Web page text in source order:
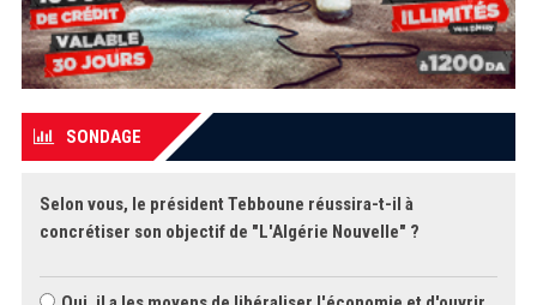
SONDAGE
Selon vous, le président Tebboune réussira-t-il à
concrétiser son objectif de "L'Algérie Nouvelle" ?